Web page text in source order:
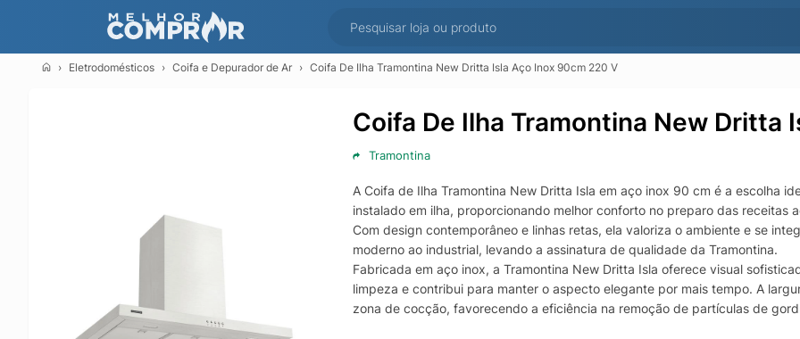
Eletrodomésticos Coifa e Depurador de Ar Coifa De Ilha Tramontina New Dritta Isla Aço Inox 90cm 220 V
Coifa De Ilha Tramontina New Dritta
Tramontina
A Coifa de Ilha Tramontina New Dritta Isla em aço inox 90 cm é a escolha
instalado em ilha, proporcionando melhor conforto no preparo das receitas
Com design contemporâneo e linhas retas, ela valoriza o ambiente e se
moderno ao industrial, levando a assinatura de qualidade da Tramontina.
Fabricada em aço inox, a Tramontina New Dritta Isla oferece visual
limpeza e contribui para manter o aspecto elegante por mais tempo. A
zona de cocção, favorecendo a eficiência na remoção de partículas de